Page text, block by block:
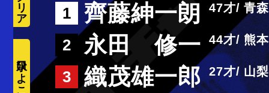
1 齊藤紳一朗 47 青森
2 永田 修一 44 熊本
3 織茂雄一郎 27 山梨
水口ひよこ